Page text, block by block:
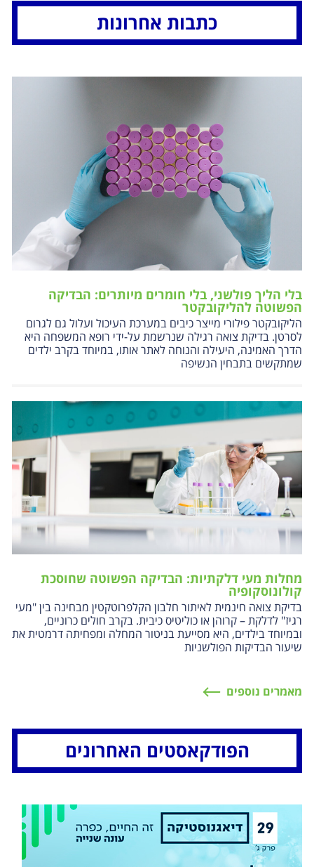
כתבות אחרונות
בלי הליך פולשני, בלי חומרים מיותרים: הבדיקה
הפשוטה להליקובקטר
הליקובקטר פילורי מייצר כיבים במערכת העיכול ועלול גם לגרום
לסרטן. בדיקת צואה רגילה שנרשמת על-ידי רופא המשפחה היא
הדרך האמינה, היעילה והנוחה לאתר אותו, במיוחד בקרב ילדים
שמתקשים בתבחין הנשיפה
מחלות מעי דלקתיות: הבדיקה הפשוטה שחוסכת
קולונוסקופיה
בדיקת צואה חינמית לאיתור חלבון הקלפרוטקטין מבחינה בין "מעי
רגיז" לדלקת – קרוהן או כוליטיס כיבית. בקרב חולים כרוניים,
ובמיוחד בילדים, היא מסייעת בניטור המחלה ומפחיתה דרמטית את
שיעור הבדיקות הפולשניות
מאמרים נוספים
הפודקאסטים האחרונים